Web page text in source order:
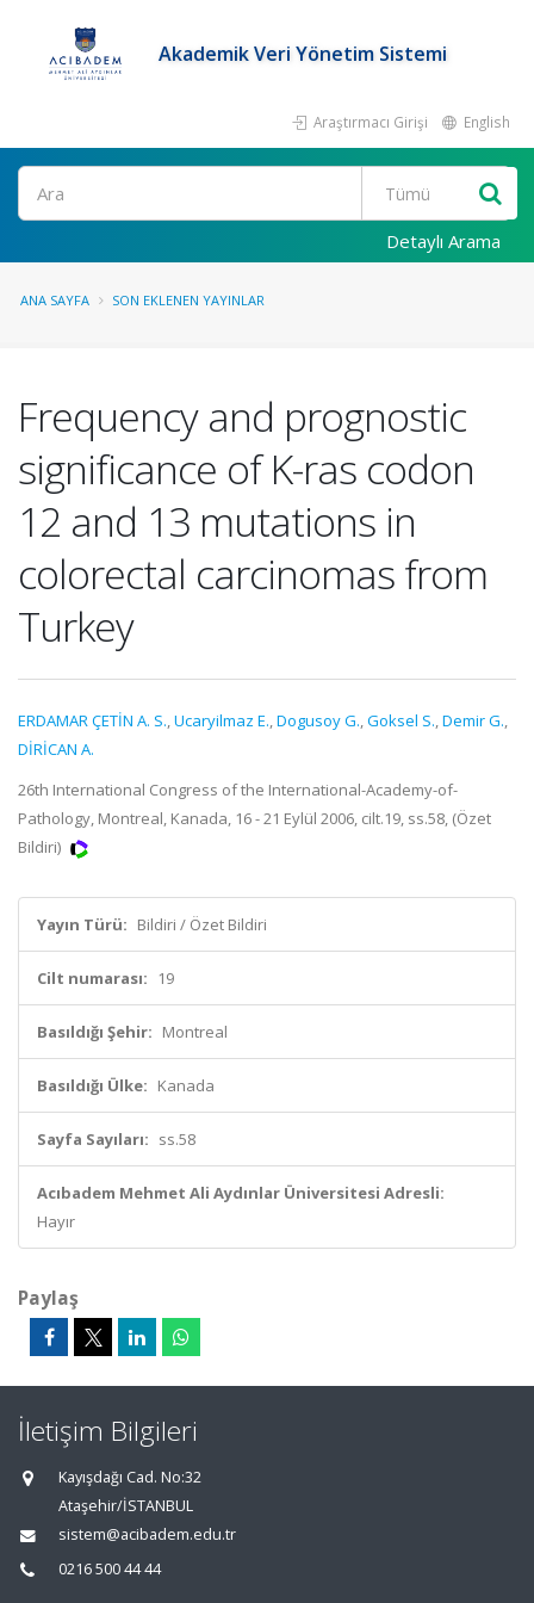
Akademik Veri Yönetim Sistemi
Araştırmacı Girişi English
Ara
Detaylı Arama
ANA SAYFA SON EKLENEN YAYINLAR
Frequency and prognostic
significance of K-ras codon
12 and 13 mutations in
colorectal carcinomas from
Turkey
ERDAMAR ÇETİN A. S.,Ucaryilmaz E.,Dogusoy G.,Goksel S.,Demir G.,
DİRİCAN A.
26th International Congress of the International-Academy-of-
Pathology, Montreal, Kanada, 16 - 21 Eylül 2006, cilt.19, ss.58, (Özet
Bildiri)
Yayın Türü: Bildiri / Özet Bildiri
Cilt numarası: 19
Basıldığı Şehir: Montreal
Basıldığı Ülke: Kanada
Sayfa Sayıları: ss.58
Acıbadem Mehmet Ali Aydınlar Üniversitesi Adresli:
Hayır
Paylaş
İletişim Bilgileri
Kayışdağı Cad. No:32
Ataşehir/İSTANBUL
sistem@acibadem.edu.tr
0216 500 44 44